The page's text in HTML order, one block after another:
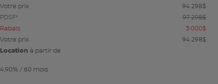
Votre prix
94 298$
PDSF*
97 298$
Rabais
3 000$
Votre prix
94 298$
Location à partir de
4,90% / 60 mois